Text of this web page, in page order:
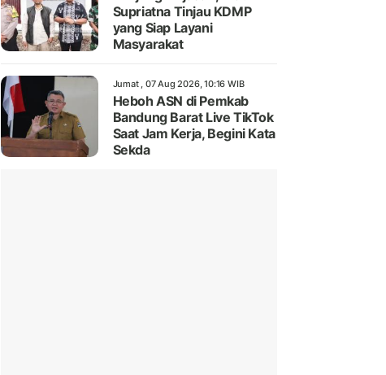
Supriatna Tinjau KDMP
yang Siap Layani
Masyarakat
Jumat , 07 Aug 2026, 10:16 WIB
Heboh ASN di Pemkab
Bandung Barat Live TikTok
Saat Jam Kerja, Begini Kata
Sekda